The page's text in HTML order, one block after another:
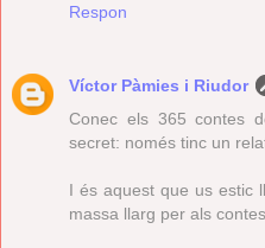
Respon
Víctor Pàmies i Riudor
Conec els 365 contes
secret: només tinc un
I és aquest que us estic
massa llarg per als